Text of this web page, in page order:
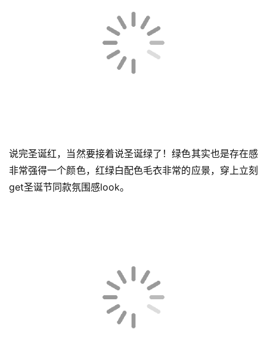
时
说完圣诞红，当然要接着说圣诞绿了！绿色其实也是存在感
非常强得一个颜色，红绿白配色毛衣非常的应景，穿上立刻
get圣诞节同款氛围感look。